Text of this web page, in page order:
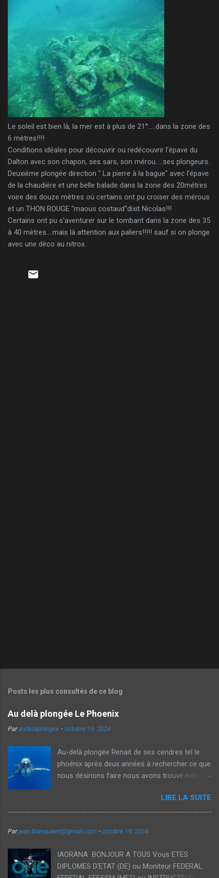
Le soleil est bien là, la mer est à plus de 21°.....dans la zone des
6 mètres!!!!
Conditions idéales pour découvrir ou redécouvrir l'épave du
Dalton avec son chapon, ses sars, son mérou.....ses plongeurs.
Deuxiéme plongée direction " La pierre à la bague" avec l'épave
de la chaudiére et une belle balade dans la zone des 20métres
voire des douze mètres où certains ont pu croiser des mérous
et un THON ROUGE "maous costaud"dixit Nicolas!!!
Certains ont pu s'aventurer sur le tombant dans la zone des 35
à 40 mètres....mais là attention aux paliers!!!!! sauf si on plonge
avec une déco au nitrox.
Posts les plus consultés de ce blog
Au delà plongée Le Phoenix
Paraudelaplongee -octobre 19, 2024
Au-delà plongée Renait de ses cendres tel le
phoénix après deux années à rechercher ce que
nous désirions faire nous avons trouvé notre
aujourd'hui des voyages thématiques sur la
plongée ainsi que des Formations
Notre souhait est de démocratiser la plongée
loisirs accessible pour tous et vous permettant
d'étendre vos plongées tant en durée qu'en
LIRE LA SUITE
Parjean.blanquaert@gmail.com -octobre 19, 2024
IAORANA BONJOUR A TOUS Vous ETES
DIPLOMES D'ETAT (DE) ou Moniteur FEDERAL